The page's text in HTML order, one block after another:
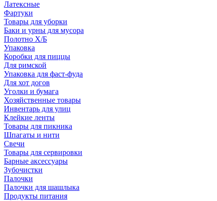
Латексные
Фартуки
Товары для уборки
Баки и урны для мусора
Полотно Х/Б
Упаковка
Коробки для пиццы
Для римской
Упаковка для фаст-фуда
Для хот догов
Уголки и бумага
Хозяйственные товары
Инвентарь для улиц
Клейкие ленты
Товары для пикника
Шпагаты и нити
Свечи
Товары для сервировки
Барные аксессуары
Зубочистки
Палочки
Палочки для шашлыка
Продукты питания